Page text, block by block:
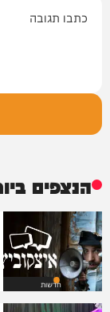
הנצפים
חדשות